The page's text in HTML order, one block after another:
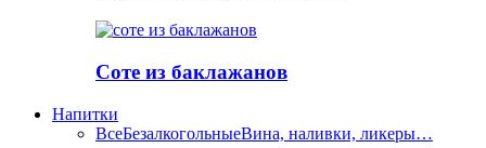
Соте из баклажанов
Напитки
ВсеБезалкогольныеВина, наливки, ликеры…